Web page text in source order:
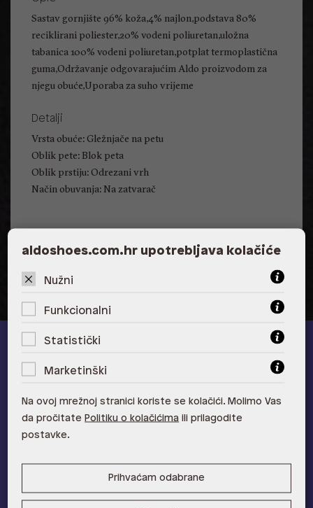
Sastav gornjište 96% koža,4% najlon,podstava 80%
reciklirani poliester,20% vodeni poliuretan,uložna
tabanica 100% vodeni poliuretan,potplat termoplastična
guma,Održavanje odgovarajućim Aldo proizvodom za
njegu obuće,Uporaba za suho vrijeme
Detalji
Vrsta obuće: Gležnjače na petu
Oblik pete: Blok peta
Oblik prstiju: Odrezani vrh
Način obuvanja: Na zatvarač
na novu kolekciju!
Provjerite naše pogodnosti
Pridružite se
aldoshoes.com.hr upotrebljava kolačiće
Nužni
Funkcionalni
Statistički
Marketinški
Na ovoj mrežnoj stranici koriste se kolačići. Molimo Vas
da pročitate Politiku o kolačićima ili prilagodite
postavke.
Prihvaćam odabrane